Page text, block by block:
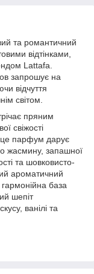
та романтичний
відтінками,
Lattafa.
запрошує на
відчуття
світом.
пряним
свіжості
парфум дарує
жасмину, запашної
та шовковисто-
ароматичний
база
шепіт
ванілі та